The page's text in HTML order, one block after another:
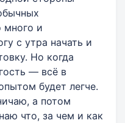
много и
с утра начать и
Но когда
— всё в
будет легче.
а потом
что, за чем и как